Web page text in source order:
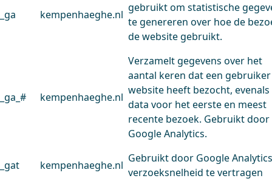
_ga kempenhaeghe.nl
gebruikt om statistische
te genereren over hoe de
de website gebruikt.
_ga_# kempenhaeghe.nl
Verzamelt gegevens over het
aantal keren dat een
website heeft bezocht, evenals
data voor het eerste en meest
recente bezoek. Gebruikt door
Google Analytics.
_gat kempenhaeghe.nl
Gebruikt door Google
verzoeksnelheid te vertragen